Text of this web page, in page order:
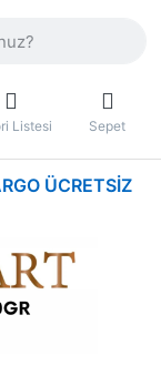
Listesi Sepet
ÜCRETSIZ